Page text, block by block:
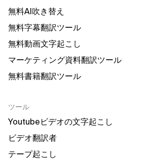
無料AI吹き替え
無料字幕翻訳ツール
無料動画文字起こし
マーケティング資料翻訳ツール
無料書籍翻訳ツール
ツール
Youtubeビデオの文字起こし
ビデオ翻訳者
テープ起こし